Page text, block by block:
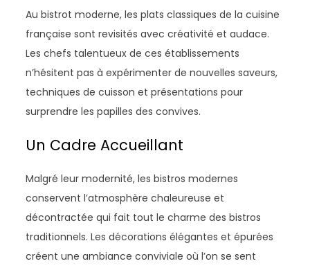
Au bistrot moderne, les plats classiques de la cuisine
française sont revisités avec créativité et audace.
Les chefs talentueux de ces établissements
n’hésitent pas à expérimenter de nouvelles saveurs,
techniques de cuisson et présentations pour
surprendre les papilles des convives.
Un Cadre Accueillant
Malgré leur modernité, les bistros modernes
conservent l’atmosphère chaleureuse et
décontractée qui fait tout le charme des bistros
traditionnels. Les décorations élégantes et épurées
créent une ambiance conviviale où l’on se sent